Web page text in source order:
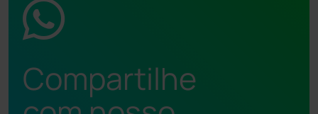
Compartilhe